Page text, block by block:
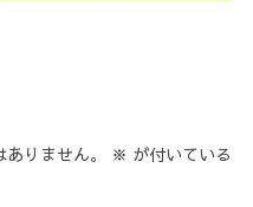
りません。 ※ が付いている